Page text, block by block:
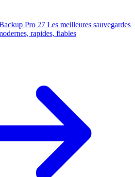
Pro 27 Les meilleures sauvegardes
rapides, fiables